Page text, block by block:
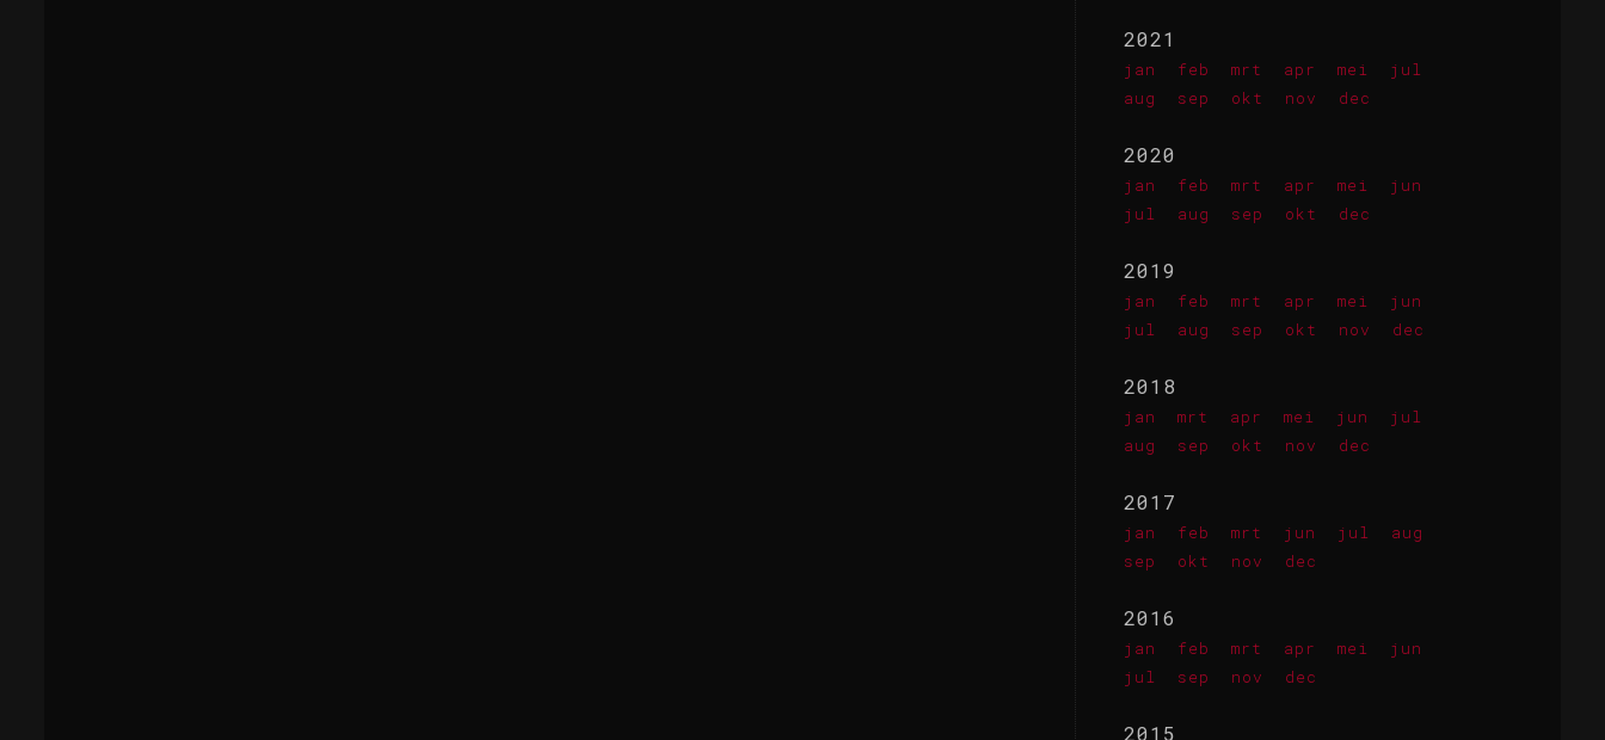
2021
jan feb mrt apr mei
jul
aug
sep okt nov dec
2020
jan feb mrt apr mei
jun
jul
aug sep okt dec
2019
jan feb mrt apr mei
jun
jul
aug sep okt nov dec
2018
jan mrt apr mei jun
jul
aug
sep okt nov dec
2017
jan feb mrt jun jul
aug
sep
okt nov dec
2016
jan feb mrt apr mei
jun
jul
sep nov dec
2015